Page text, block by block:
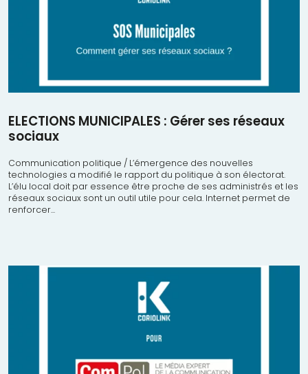
ELECTIONS MUNICIPALES : Gérer ses réseaux
sociaux
Communication politique / L’émergence des nouvelles
technologies a modifié le rapport du politique à son électorat.
L’élu local doit par essence être proche de ses administrés et les
réseaux sociaux sont un outil utile pour cela. Internet permet de
renforcer...